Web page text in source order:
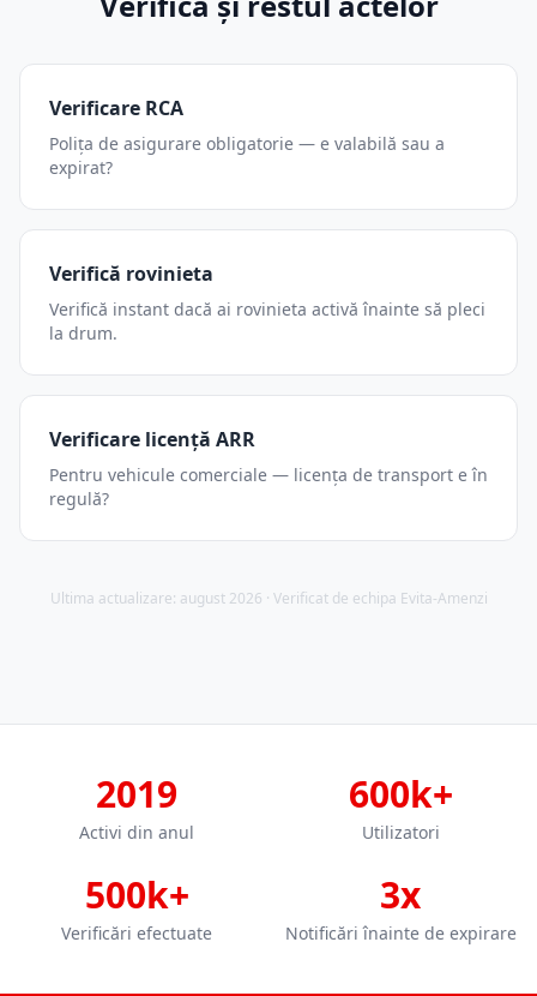
Verificare RCA
Polița de asigurare obligatorie — e valabilă sau a
expirat?
Verifică rovinieta
Verifică instant dacă ai rovinieta activă înainte să pleci
la drum.
Verificare licență ARR
Pentru vehicule comerciale — licența de transport e în
regulă?
Ultima actualizare: august 2026 · Verificat de echipa Evita-Amenzi
2019
Activi din anul
600k+
Utilizatori
500k+
Verificări efectuate
3x
Notificări înainte de expirare